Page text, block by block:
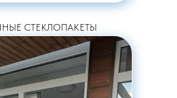
СТЕКЛОПАКЕТЫ